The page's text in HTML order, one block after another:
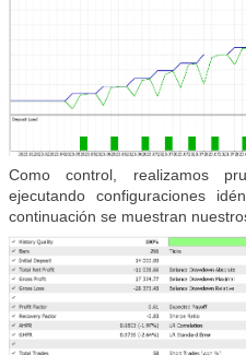
Como control, realizamos
ejecutando configuraciones
continuación se muestran